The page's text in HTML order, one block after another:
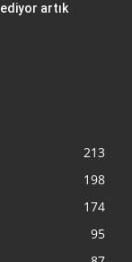
artık
213
198
174
95